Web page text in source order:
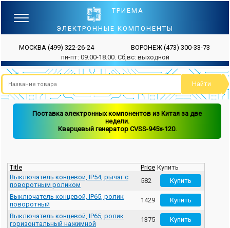
ТРИЕМА
ЭЛЕКТРОННЫЕ КОМПОНЕНТЫ
МОСКВА (499) 322-26-24 ВОРОНЕЖ (473) 300-33-73
пн-пт: 09.00-18.00. Сб,вс: выходной
Поставка электронных компонентов из Китая за две
недели.
Кварцевый генератор CVSS-945x-120.
Title Price Купить
Выключатель концевой, IP54, рычаг с
поворотным роликом
582
Выключатель концевой, IP65, ролик
поворотный
1429
Выключатель концевой, IP65, ролик
горизонтальный нажимной
1375